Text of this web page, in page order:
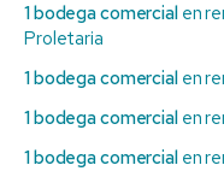
1 bodega comercialen
Proletaria
1 bodega comercialen
1 bodega comercialen
1 bodega comercialen